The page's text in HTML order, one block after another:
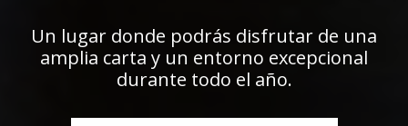
Un lugar donde podrás disfrutar de una
amplia carta y un entorno excepcional
durante todo el año.